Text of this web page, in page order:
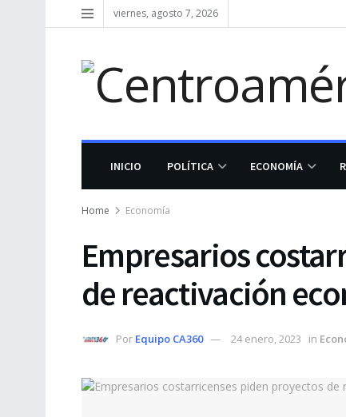
viernes, agosto 7, 2026
INICIO POLÍTICA ECONOMÍA
Home Economía
Empresarios
de reactivación
Por Equipo CA360 24 enero, 2023 in